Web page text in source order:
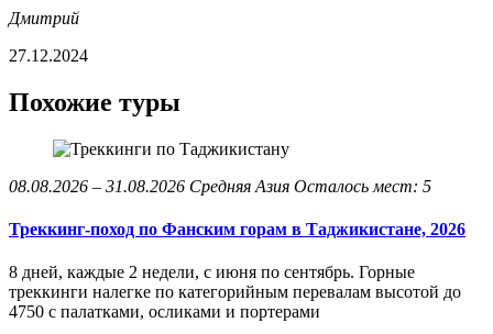
Дмитрий
27.12.2024
Похожие туры
08.08.2026 – 31.08.2026 Средняя Азия Осталось мест: 5
Треккинг-поход по Фанским горам в Таджикистане, 2026
8 дней, каждые 2 недели, с июня по сентябрь. Горные
треккинги налегке по категорийным перевалам высотой до
4750 с палатками, осликами и портерами